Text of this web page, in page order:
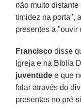
não muito
timidez na porta",
presentes a "ouvir
Francisco disse
Igreja e na Bíblia
juventude e que
falar através do
presentes no pré-